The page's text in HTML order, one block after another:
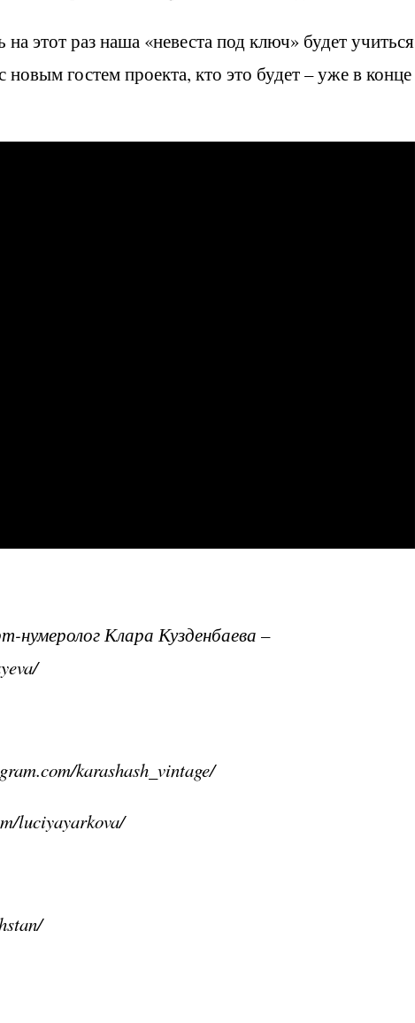
этот раз наша «невеста под ключ» будет учиться
новым гостем проекта, кто это будет – уже в конце
нумеролог Клара Кузденбаева –
karashash_vintage/
luciyayarkova/